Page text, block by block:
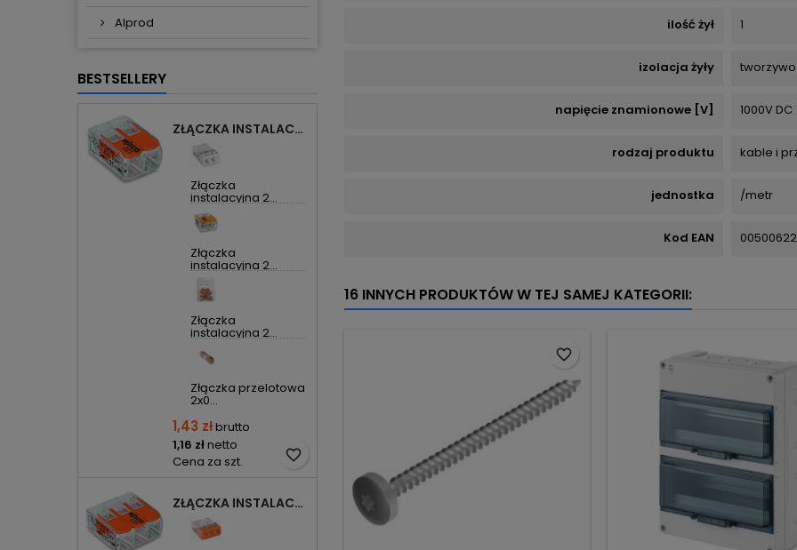
Alprod
BESTSELLERY
ZŁĄCZKA INSTALACYJNA 2X UNIWERSALNA COMPACT 221-412 WAGO
Złączka
instalacyjna 2...
Złączka
instalacyjna 2...
Złączka
instalacyjna 2...
Złączka przelotowa
2x0...
1,43 złbrutto
1,16 złnetto
Cena za szt.
favorite_border
ZŁĄCZKA INSTALACYJNA 3X UNIWERSALNA COMPACT 221-413 WAGO
ilość żył 1
izolacja żyły
napięcie znamionowe [V] 1000V DC
rodzaj produktu kable i
jednostka /metr
Kod EAN
16 INNYCH PRODUKTÓW W TEJ SAMEJ KATEGORII:
favorite_border